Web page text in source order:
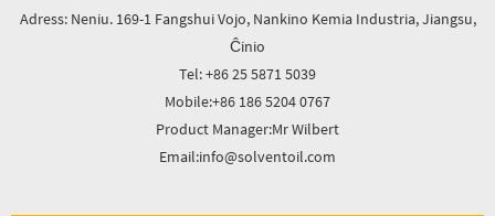
Adress: Neniu. 169-1 Fangshui Vojo, Nankino Kemia Industria, Jiangsu,
Ĉinio
Tel: +86 25 5871 5039
Mobile:+86 186 5204 0767
Product Manager:Mr Wilbert
Email:info@solventoil.com